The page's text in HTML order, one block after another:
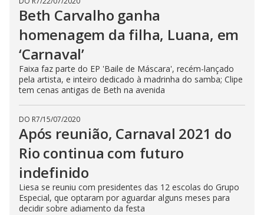
Beth Carvalho ganha
homenagem da filha, Luana, em
‘Carnaval’
Faixa faz parte do EP 'Baile de Máscara', recém-lançado
pela artista, e inteiro dedicado à madrinha do samba; Clipe
tem cenas antigas de Beth na avenida
DO R7/15/07/2020
Após reunião, Carnaval 2021 do
Rio continua com futuro
indefinido
Liesa se reuniu com presidentes das 12 escolas do Grupo
Especial, que optaram por aguardar alguns meses para
decidir sobre adiamento da festa